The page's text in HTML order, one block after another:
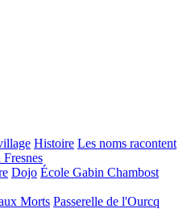
Histoire Les noms racontent
Fresnes
Dojo École Gabin Chambost
Morts Passerelle de l'Ourcq